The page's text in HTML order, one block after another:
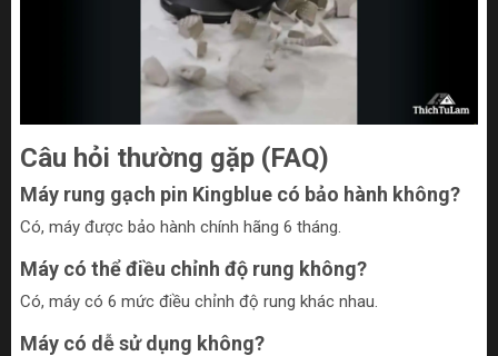
Câu hỏi thường gặp (FAQ)
Máy rung gạch pin Kingblue có bảo hành không?
Có, máy được bảo hành chính hãng 6 tháng.
Máy có thể điều chỉnh độ rung không?
Có, máy có 6 mức điều chỉnh độ rung khác nhau.
Máy có dễ sử dụng không?